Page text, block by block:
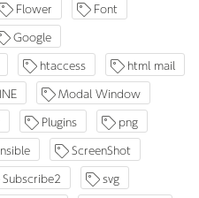
Flower
Font
Google
htaccess
html mail
Modal Window
Plugins
png
ScreenShot
Subscribe2
svg